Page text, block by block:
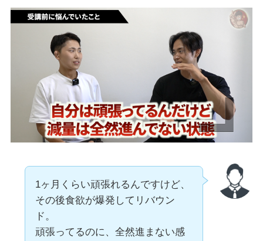
1ヶ月くらい頑張れるんですけど、
その後食欲が爆発してリバウン
ド。
頑張ってるのに、全然進まない感